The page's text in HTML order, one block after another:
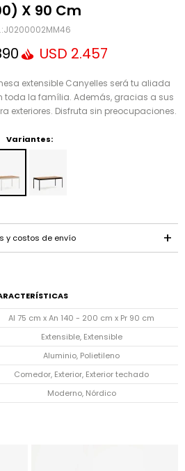
X 90 Cm
J0200002MM46
USD 2.457
extensible Canyelles será tu aliada
toda la família. Además, gracias a sus
exteriores. Disfruta sin preocupaciones.
Variantes:
y costos de envío
Al 75 cm x An 140 - 200 cm x Pr 90 cm
Extensible, Extensible
Aluminio, Polietileno
Comedor, Exterior, Exterior techado
Moderno, Nórdico